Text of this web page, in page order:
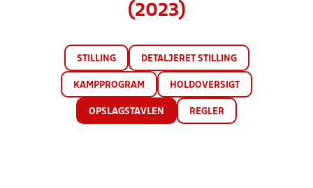
(2023)
STILLING DETALJERET STILLING
KAMPPROGRAM HOLDOVERSIGT
OPSLAGSTAVLEN REGLER